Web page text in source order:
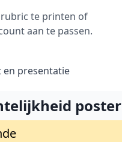
te printen of
aan te passen.
presentatie
poster